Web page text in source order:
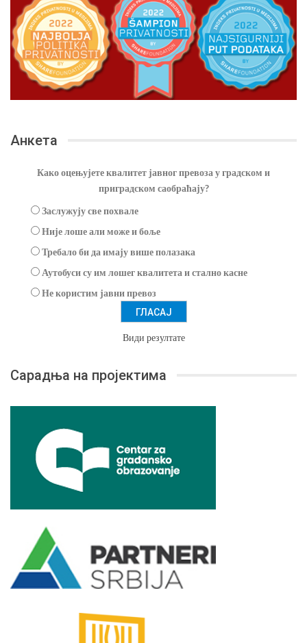
Анкета
Како оцењујете квалитет јавног превоза у градском и
приградском саобраћају?
Заслужују све похвале
Није лоше али може и боље
Требало би да имају више полазака
Аутобуси су им лошег квалитета и стално касне
Не користим јавни превоз
Види резултате
Сарадња на пројектима